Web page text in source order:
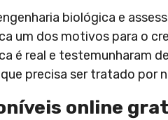
biológica e
um dos motivos para o
é real e testemunharam
precisa ser tratado por
online